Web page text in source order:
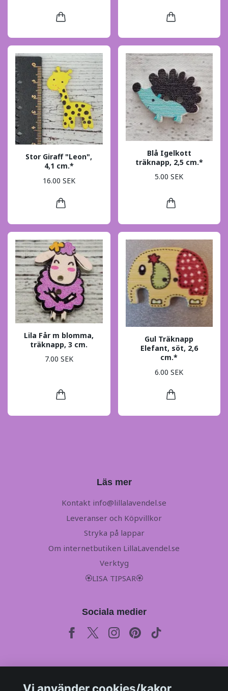
Stor Giraff "Leon",
4,1 cm.*
16.00 SEK
Blå Igelkott
träknapp, 2,5 cm.*
5.00 SEK
Lila Får m blomma,
träknapp, 3 cm.
7.00 SEK
Gul Träknapp
Elefant, söt, 2,6
cm.*
6.00 SEK
Läs mer
Kontakt info@lillalavendel.se
Leveranser och Köpvillkor
Stryka på lappar
Om internetbutiken LillaLavendel.se
Verktyg
🏵LISA TIPSAR🏵
Sociala medier